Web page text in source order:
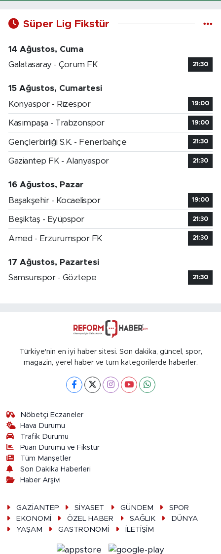
Süper Lig Fikstür
14 Ağustos, Cuma
Galatasaray - Çorum FK
21:30
15 Ağustos, Cumartesi
Konyaspor - Rizespor
19:00
Kasımpaşa - Trabzonspor 19:00
Gençlerbirliği S.K. - Fenerbahçe 21:30
Gaziantep FK - Alanyaspor 21:30
16 Ağustos, Pazar
Başakşehir - Kocaelispor
19:00
Beşiktaş - Eyüpspor 21:30
Amed - Erzurumspor FK 21:30
17 Ağustos, Pazartesi
Samsunspor - Göztepe
21:30
Türkiye'nin en iyi haber sitesi. Son dakika, güncel, spor,
magazin, yerel haber ve tüm kategorilerde haberler.
Nöbetçi Eczaneler
Hava Durumu
Trafik Durumu
Puan Durumu ve Fikstür
Tüm Manşetler
Son Dakika Haberleri
Haber Arşivi
GAZİANTEP SİYASET GÜNDEM
SPOR
EKONOMİ
ÖZEL HABER SAĞLIK
DÜNYA
YAŞAM
GASTRONOMİ İLETİŞİM